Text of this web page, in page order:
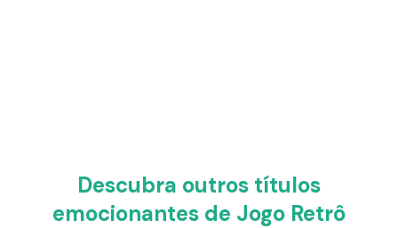
Descubra outros títulos
emocionantes de Jogo Retrô